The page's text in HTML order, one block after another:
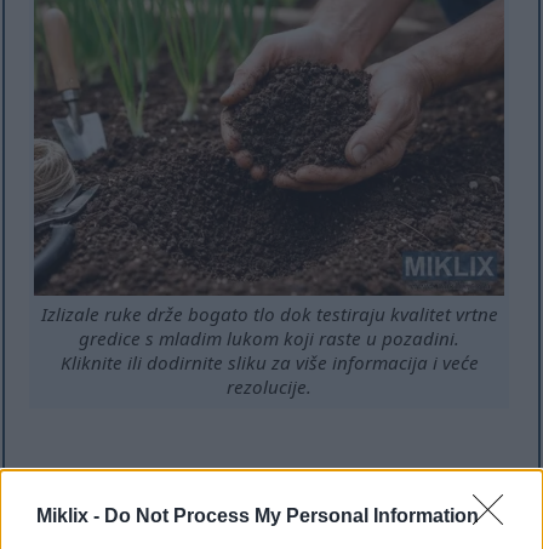
Miklix - Do Not Process My Personal Information
Izlizale ruke drže bogato tlo dok testiraju kvalitet vrtne
gredice s mladim lukom koji raste u pozadini.
Kliknite ili dodirnite sliku za više informacija i veće
rezolucije.
zdrav mladi luk